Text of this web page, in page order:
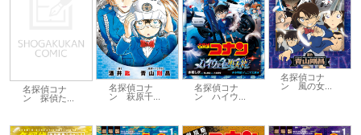
名探偵コナ
ン 探偵た...
名探偵コナ
ン 萩原千...
名探偵コナ
ン ハイウ...
名探偵コナ
ン 風の女...